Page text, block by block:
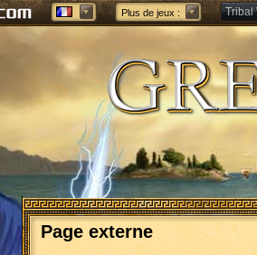
Plus de jeux : Tribal
Page externe